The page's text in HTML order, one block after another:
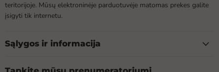
teritorijoje. Mūsų elektroninėje parduotuvėje matomas prekes galite
įsigyti tik internetu.
Sąlygos ir informacija